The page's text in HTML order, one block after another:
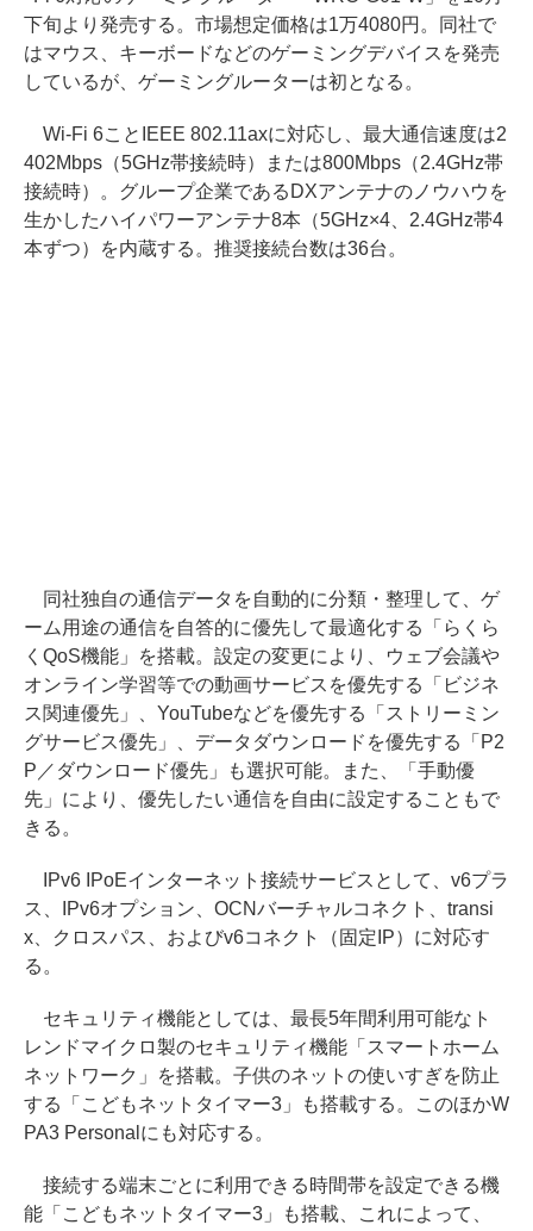
下旬より発売する。市場想定価格は1万4080円。同社で
はマウス、キーボードなどのゲーミングデバイスを発売
しているが、ゲーミングルーターは初となる。
Wi-Fi 6ことIEEE 802.11axに対応し、最大通信速度は2
402Mbps（5GHz帯接続時）または800Mbps（2.4GHz帯
接続時）。グループ企業であるDXアンテナのノウハウを
生かしたハイパワーアンテナ8本（5GHz×4、2.4GHz帯4
本ずつ）を内蔵する。推奨接続台数は36台。
同社独自の通信データを自動的に分類・整理して、ゲ
ーム用途の通信を自答的に優先して最適化する「らくら
くQoS機能」を搭載。設定の変更により、ウェブ会議や
オンライン学習等での動画サービスを優先する「ビジネ
ス関連優先」、YouTubeなどを優先する「ストリーミン
グサービス優先」、データダウンロードを優先する「P2
P／ダウンロード優先」も選択可能。また、「手動優
先」により、優先したい通信を自由に設定することもで
きる。
IPv6 IPoEインターネット接続サービスとして、v6プラ
ス、IPv6オプション、OCNバーチャルコネクト、transi
x、クロスパス、およびv6コネクト（固定IP）に対応す
る。
セキュリティ機能としては、最長5年間利用可能なト
レンドマイクロ製のセキュリティ機能「スマートホーム
ネットワーク」を搭載。子供のネットの使いすぎを防止
する「こどもネットタイマー3」も搭載する。このほかW
PA3 Personalにも対応する。
接続する端末ごとに利用できる時間帯を設定できる機
能「こどもネットタイマー3」も搭載、これによって、